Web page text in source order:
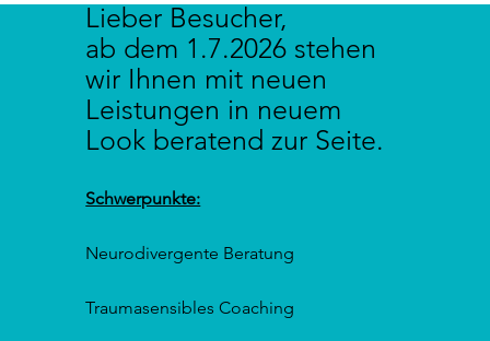
Lieber Besucher,
ab dem 1.7.2026 stehen
wir Ihnen mit neuen
Leistungen in neuem
Look beratend zur Seite.
Schwerpunkte:
Neurodivergente Beratung
Traumasensibles Coaching